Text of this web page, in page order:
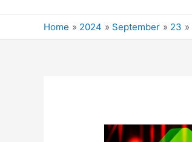
Home 2024 September 23